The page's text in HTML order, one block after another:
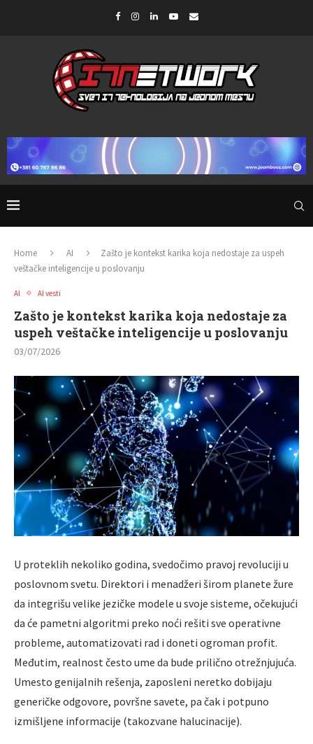
Home AI
Zašto je kontekst karika koja nedostaje za uspeh
veštačke inteligencije u poslovanju
AI AI vesti
Zašto je kontekst karika koja nedostaje za
uspeh veštačke inteligencije u poslovanju
03/07/2026
U proteklih nekoliko godina, svedočimo pravoj revoluciji u
poslovnom svetu. Direktori i menadžeri širom planete žure
da integrišu velike jezičke modele u svoje sisteme, očekujući
da će pametni algoritmi preko noći rešiti sve operativne
probleme, automatizovati rad i doneti ogroman profit.
Međutim, realnost često ume da bude prilično otrežnjujuća.
Umesto genijalnih rešenja, zaposleni neretko dobijaju
generičke odgovore, površne savete, pa čak i potpuno
izmišljene informacije (takozvane halucinacije).